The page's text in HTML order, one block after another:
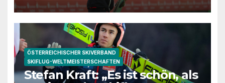
ÖSTERREICHISCHER SKIVERBAND
SKIFLUG-WELTMEISTERSCHAFTEN
Stefan Kraft: „Es ist schön, als